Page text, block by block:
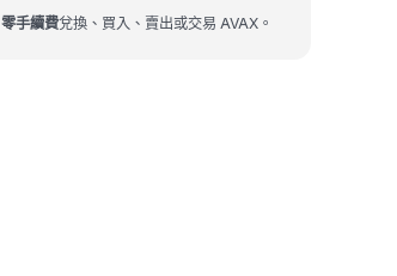
零手續費兌換、買入、賣出或交易 AVAX。